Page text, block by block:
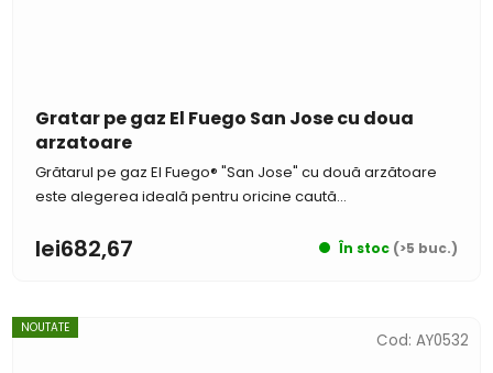
Gratar pe gaz El Fuego San Jose cu doua
arzatoare
În stoc (>5 buc.)
lei682,67
Grătarul pe gaz El Fuego® "San Jose" cu două arzătoare
este alegerea ideală pentru oricine caută...
NOUTATE
Cod: AY0532